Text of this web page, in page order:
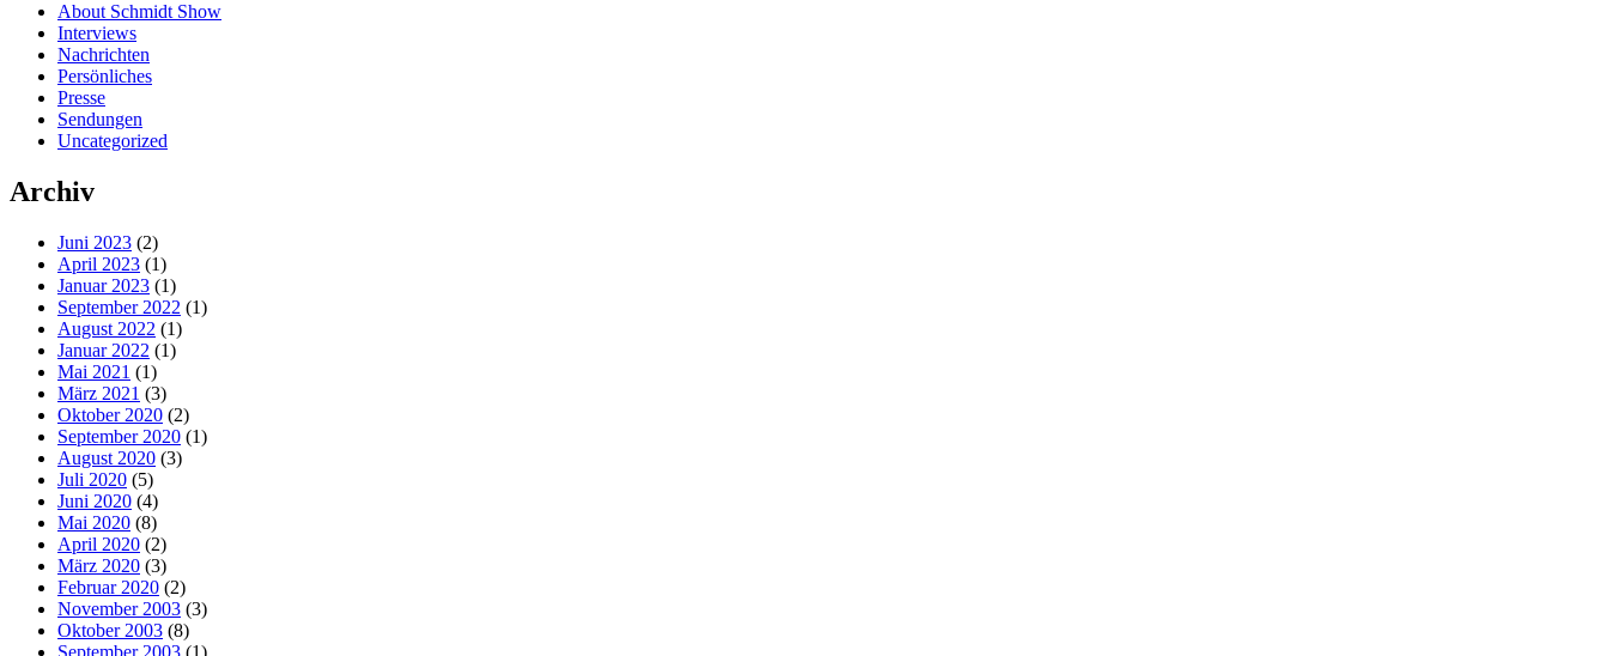
About Schmidt Show
Interviews
Nachrichten
Persönliches
Presse
Sendungen
Uncategorized
Archiv
Juni 2023 (2)
April 2023 (1)
Januar 2023 (1)
September 2022 (1)
August 2022 (1)
Januar 2022 (1)
Mai 2021 (1)
März 2021 (3)
Oktober 2020 (2)
September 2020 (1)
August 2020 (3)
Juli 2020 (5)
Juni 2020 (4)
Mai 2020 (8)
April 2020 (2)
März 2020 (3)
Februar 2020 (2)
November 2003 (3)
Oktober 2003 (8)